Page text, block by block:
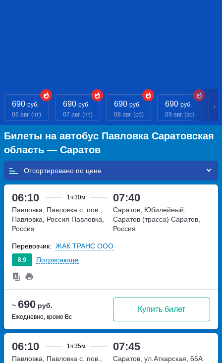
690 руб.
06 авг. (чт)
690 руб.
07 авг. (пт)
690 руб.
08 авг. (сб)
690 руб.
09 авг. (вс)
Билеты на автобус Павловка Саратовская
область — Саратов
Отсортировано по
06:10 1ч30м 07:40
~ 690 руб.
Ежедневно, кроме Вс
Купить билет
Павловка, Павловка с. пов.,
Павловка, Россия Павловка,
Россия
Саратов, Юбилейный,
Саратов (трасса) Саратов,
Россия
8.9 Потрясающе
Перевозчик: ЖАК ТРАНС ООО
06:10 1ч35м 07:45
Павловка, Павловка с. пов.,
Саратов, ул.Аткарская, 66А